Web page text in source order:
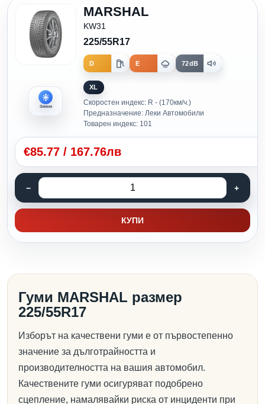
Зимни
MARSHAL
KW31
225/55R17
D E 72dB
XL
Скоростен индекс: R - (170км/ч.)
Предназначение: Леки Автомобили
Товарен индекс: 101
€85.77 / 167.76лв
КУПИ
Гуми MARSHAL размер
225/55R17
Изборът на качествени гуми е от първостепенно
значение за дълготрайността и
производителността на вашия автомобил.
Качествените гуми осигуряват подобрено
сцепление, намалявайки риска от инциденти при